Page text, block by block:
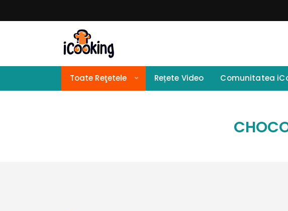
Toate Reţetele Rețete Video Comunitatea